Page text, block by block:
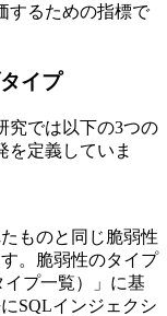
するための指標で
イプ
究では以下の3つの
を定義していま
ものと同じ脆弱性
。脆弱性のタイプ
プ一覧）」に基
SQLインジェクシ